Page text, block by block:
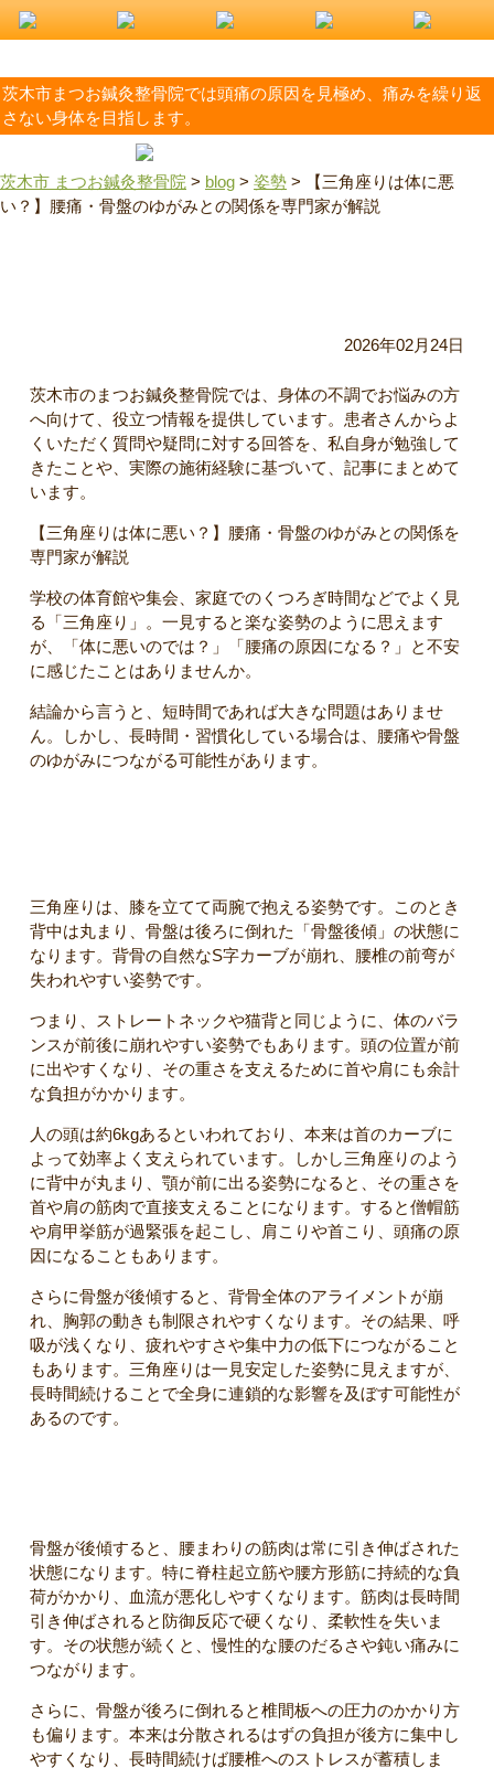
茨木市まつお鍼灸整骨院では頭痛の原因を見極め、痛みを繰り返
さない身体を目指します。
茨木市 まつお鍼灸整骨院 > blog > 姿勢 >
【三角座りは体に悪
い？】腰痛・骨盤のゆがみとの関係を専門家が解説
2026年02月24日
茨木市のまつお鍼灸整骨院では、身体の不調でお悩みの方
へ向けて、役立つ情報を提供しています。患者さんからよ
くいただく質問や疑問に対する回答を、私自身が勉強して
きたことや、実際の施術経験に基づいて、記事にまとめて
います。
【三角座りは体に悪い？】腰痛・骨盤のゆがみとの関係を
専門家が解説
学校の体育館や集会、家庭でのくつろぎ時間などでよく見
る「三角座り」。一見すると楽な姿勢のように思えます
が、「体に悪いのでは？」「腰痛の原因になる？」と不安
に感じたことはありませんか。
結論から言うと、短時間であれば大きな問題はありませ
ん。しかし、長時間・習慣化している場合は、腰痛や骨盤
のゆがみにつながる可能性があります。
三角座りは、膝を立てて両腕で抱える姿勢です。このとき
背中は丸まり、骨盤は後ろに倒れた「骨盤後傾」の状態に
なります。背骨の自然なS字カーブが崩れ、腰椎の前弯が
失われやすい姿勢です。
つまり、ストレートネックや猫背と同じように、体のバラ
ンスが前後に崩れやすい姿勢でもあります。頭の位置が前
に出やすくなり、その重さを支えるために首や肩にも余計
な負担がかかります。
人の頭は約6kgあるといわれており、本来は首のカーブに
よって効率よく支えられています。しかし三角座りのよう
に背中が丸まり、顎が前に出る姿勢になると、その重さを
首や肩の筋肉で直接支えることになります。すると僧帽筋
や肩甲挙筋が過緊張を起こし、肩こりや首こり、頭痛の原
因になることもあります。
さらに骨盤が後傾すると、背骨全体のアライメントが崩
れ、胸郭の動きも制限されやすくなります。その結果、呼
吸が浅くなり、疲れやすさや集中力の低下につながること
もあります。三角座りは一見安定した姿勢に見えますが、
長時間続けることで全身に連鎖的な影響を及ぼす可能性が
あるのです。
骨盤が後傾すると、腰まわりの筋肉は常に引き伸ばされた
状態になります。特に脊柱起立筋や腰方形筋に持続的な負
荷がかかり、血流が悪化しやすくなります。筋肉は長時間
引き伸ばされると防御反応で硬くなり、柔軟性を失いま
す。その状態が続くと、慢性的な腰のだるさや鈍い痛みに
つながります。
さらに、骨盤が後ろに倒れると椎間板への圧力のかかり方
も偏ります。本来は分散されるはずの負担が後方に集中し
やすくなり、長時間続けば腰椎へのストレスが蓄積しま